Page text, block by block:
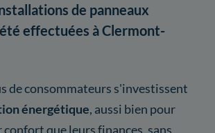
de panneaux
effectuées à Clermont-
de consommateurs s'investissent
énergétique, aussi bien pour
que leurs finances, sans